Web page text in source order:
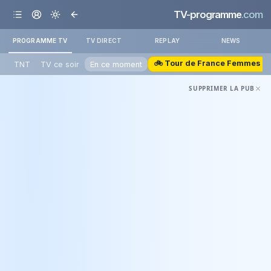
TV-programme.com
PROGRAMME TV TV DIRECT REPLAY NEWS
TNT TV ce soir En ce moment 🚲 Tour de France Femmes
SUPPRIMER LA PUB